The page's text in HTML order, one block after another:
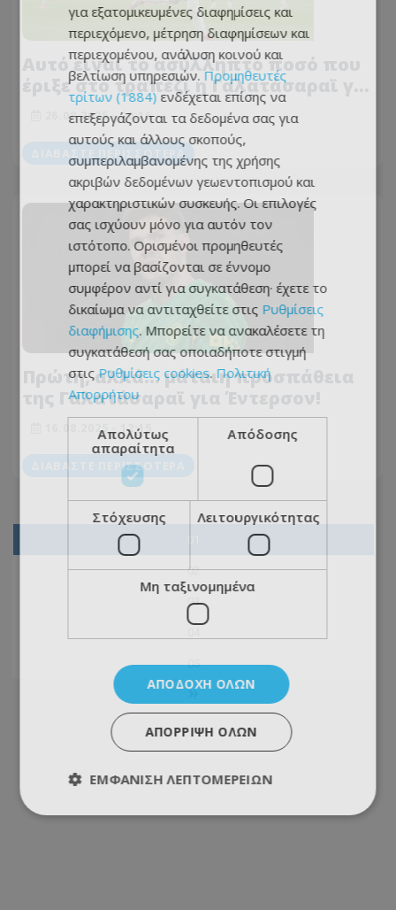
Αυτό είναι το ασύλληπτο ποσό που
έριξε στο τραπέζι η Γαλατάσαραϊ για
τον Τζόλη!
26.08.2025 - 20:16
ΔΙΑΒΆΣΤΕ ΠΕΡΙΣΣΌΤΕΡΑ
Πρώτη, αλλά… μάταιη προσπάθεια
της Γαλατάσαραϊ για Έντερσον!
16.08.2025 - 12:15
ΔΙΑΒΆΣΤΕ ΠΕΡΙΣΣΌΤΕΡΑ
02
03
05
για εξατομικευμένες διαφημίσεις και
περιεχόμενο, μέτρηση διαφημίσεων και
περιεχομένου, ανάλυση κοινού και
βελτίωση υπηρεσιών. Προμηθευτές
τρίτων (1884) ενδέχεται επίσης να
επεξεργάζονται τα δεδομένα σας για
αυτούς και άλλους σκοπούς,
συμπεριλαμβανομένης της χρήσης
ακριβών δεδομένων γεωεντοπισμού και
χαρακτηριστικών συσκευής. Οι επιλογές
σας ισχύουν μόνο για αυτόν τον
ιστότοπο. Ορισμένοι προμηθευτές
μπορεί να βασίζονται σε έννομο
συμφέρον αντί για συγκατάθεση· έχετε το
δικαίωμα να αντιταχθείτε στις Ρυθμίσεις
διαφήμισης. Μπορείτε να ανακαλέσετε τη
συγκατάθεσή σας οποιαδήποτε στιγμή
στις Ρυθμίσεις cookies. Πολιτική
Απορρήτου
Απολύτως
απαραίτητα
Απόδοσης
Στόχευσης Λειτουργικότητας
Μη ταξινομημένα
ΑΠΟΔΟΧΉ ΌΛΩΝ
ΑΠΌΡΡΙΨΗ ΌΛΩΝ
ΕΜΦΆΝΙΣΗ ΛΕΠΤΟΜΕΡΕΙΏΝ